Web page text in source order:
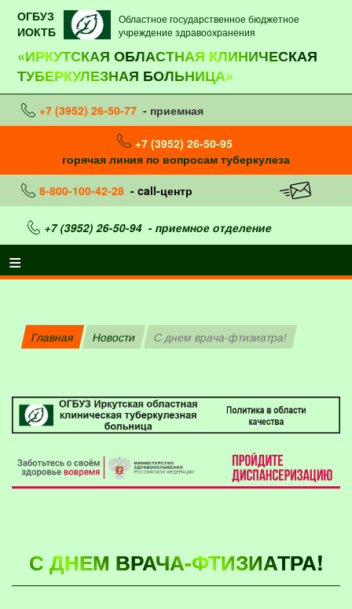
ОГБУЗ
ИОКТБ
Областное государственное бюджетное
учреждение здравоохранения
«ИРКУТСКАЯ ОБЛАСТНАЯ КЛИНИЧЕСКАЯ
ТУБЕРКУЛЕЗНАЯ БОЛЬНИЦА»
+7 (3952) 26-50-77 - приемная
+7 (3952) 26-50-95
горячая линия по вопросам туберкулеза
8-800-100-42-28 - call-центр
+7 (3952) 26-50-94- приемное отделение
Главная Новости С днем врача-фтизиатра!
С ДНЕМ ВРАЧА-ФТИЗИАТРА!